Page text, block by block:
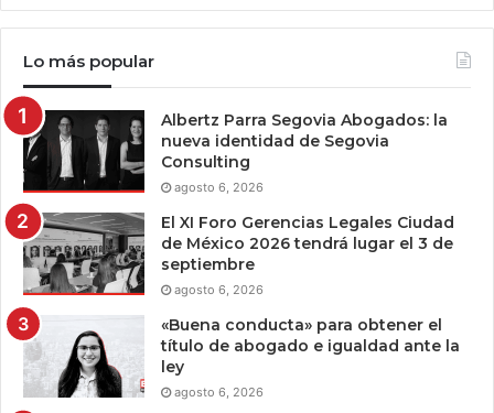
Lo más popular
Albertz Parra Segovia Abogados: la
nueva identidad de Segovia
Consulting
agosto 6, 2026
El XI Foro Gerencias Legales Ciudad
de México 2026 tendrá lugar el 3 de
septiembre
agosto 6, 2026
«Buena conducta» para obtener el
título de abogado e igualdad ante la
ley
agosto 6, 2026